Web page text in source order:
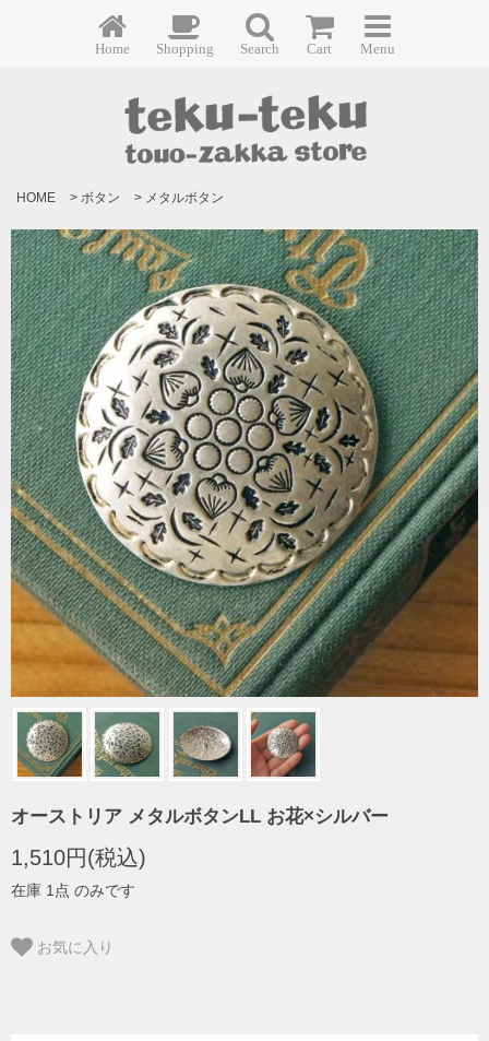
Home Shopping Search Cart Menu
HOME > ボタン > メタルボタン
オーストリア メタルボタンLL お花×シルバー
1,510円(税込)
在庫 1点 のみです
お気に入り